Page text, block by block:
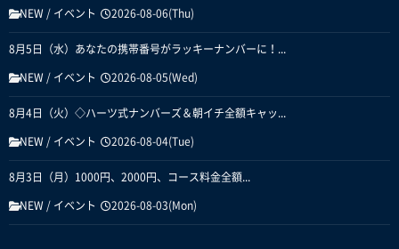
NEW / イベント 2026-08-06(Thu)
8月5日（水）あなたの携帯番号がラッキーナンバーに！...
NEW / イベント 2026-08-05(Wed)
8月4日（火）◇ハーツ式ナンバーズ＆朝イチ全額キャッ...
NEW / イベント 2026-08-04(Tue)
8月3日（月）1000円、2000円、コース料金全額...
NEW / イベント 2026-08-03(Mon)